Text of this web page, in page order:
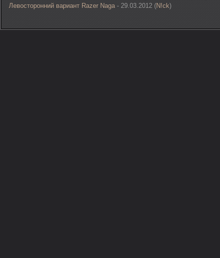
Левосторонний вариант Razer Naga - 29.03.2012 (N!ck)